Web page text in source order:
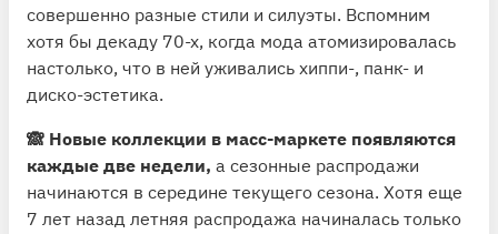
совершенно разные стили и силуэты. Вспомним
хотя бы декаду 70-х, когда мода атомизировалась
настолько, что в ней уживались хиппи-, панк- и
диско-эстетика.
🙈 Новые коллекции в масс-маркете появляются
каждые две недели, а сезонные распродажи
начинаются в середине текущего сезона. Хотя еще
7 лет назад летняя распродажа начиналась только